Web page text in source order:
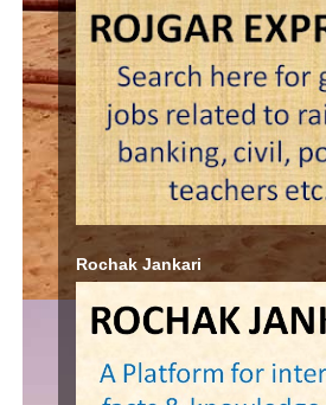
Rochak Jankari